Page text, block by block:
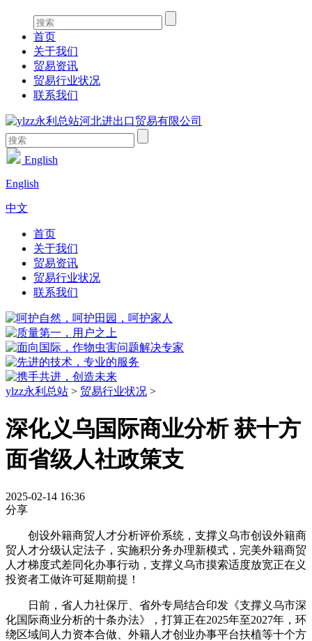
首页
关于我们
贸易资讯
贸易行业状况
联系我们
English
English
中文
首页
关于我们
贸易资讯
贸易行业状况
联系我们
ylzz永利总站 > 贸易行业状况 >
深化义乌国际商业分析 获十方
面省级人社政策支
2025-02-14 16:36
分享
创设外籍商贸人才分析评价系统，支撑义乌市创设外籍商
贸人才分级认定法子，实施积分务办理新模式，完美外籍商贸
人才梯度式差同化办事行动，支撑义乌市摸索适度放宽正在义
投资者工做许可延期前提！
日前，省人力社保厅、省外专局结合印发《支撑义乌市深
化国际商业分析的十条办法》，打算正在2025年至2027年，环
绕区域间人力资本合做、外籍人才创业办事平台扶植等十个方